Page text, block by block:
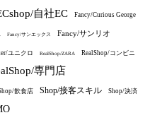
自社EC Fancy/Curious George
Fancy/サンエックス Fancy/サンリオ
ユニクロ RealShop/ZARA RealShop/コンビニ
専門店
飲食店 Shop/接客スキル Shop/決済